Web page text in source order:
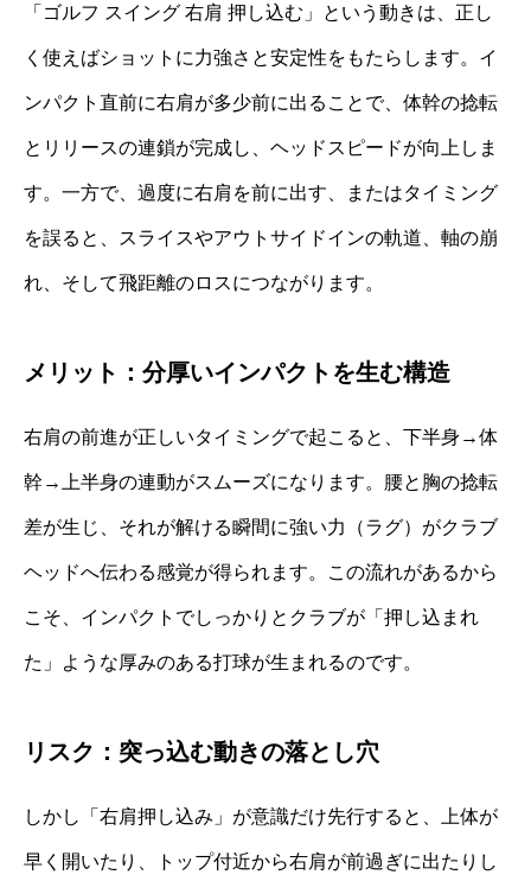
「ゴルフ スイング 右肩 押し込む」という動きは、正し
く使えばショットに力強さと安定性をもたらします。イ
ンパクト直前に右肩が多少前に出ることで、体幹の捻転
とリリースの連鎖が完成し、ヘッドスピードが向上しま
す。一方で、過度に右肩を前に出す、またはタイミング
を誤ると、スライスやアウトサイドインの軌道、軸の崩
れ、そして飛距離のロスにつながります。
メリット：分厚いインパクトを生む構造
右肩の前進が正しいタイミングで起こると、下半身→体
幹→上半身の連動がスムーズになります。腰と胸の捻転
差が生じ、それが解ける瞬間に強い力（ラグ）がクラブ
ヘッドへ伝わる感覚が得られます。この流れがあるから
こそ、インパクトでしっかりとクラブが「押し込まれ
た」ような厚みのある打球が生まれるのです。
リスク：突っ込む動きの落とし穴
しかし「右肩押し込み」が意識だけ先行すると、上体が
早く開いたり、トップ付近から右肩が前過ぎに出たりし